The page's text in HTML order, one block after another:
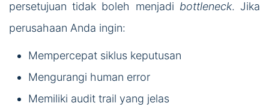
persetujuan tidak boleh menjadi bottleneck. Jika
perusahaan Anda ingin:
Mempercepat siklus keputusan
Mengurangi human error
Memiliki audit trail yang jelas